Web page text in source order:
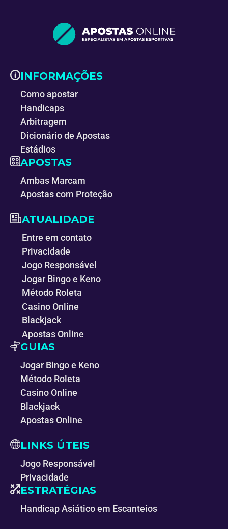
INFORMAÇÕES
Como apostar
Handicaps
Arbitragem
Dicionário de Apostas
Estádios
APOSTAS
Ambas Marcam
Apostas com Proteção
ATUALIDADE
Entre em contato
Privacidade
Jogo Responsável
Jogar Bingo e Keno
Método Roleta
Casino Online
Blackjack
Apostas Online
GUIAS
Jogar Bingo e Keno
Método Roleta
Casino Online
Blackjack
Apostas Online
LINKS ÚTEIS
Jogo Responsável
Privacidade
ESTRATÉGIAS
Handicap Asiático em Escanteios